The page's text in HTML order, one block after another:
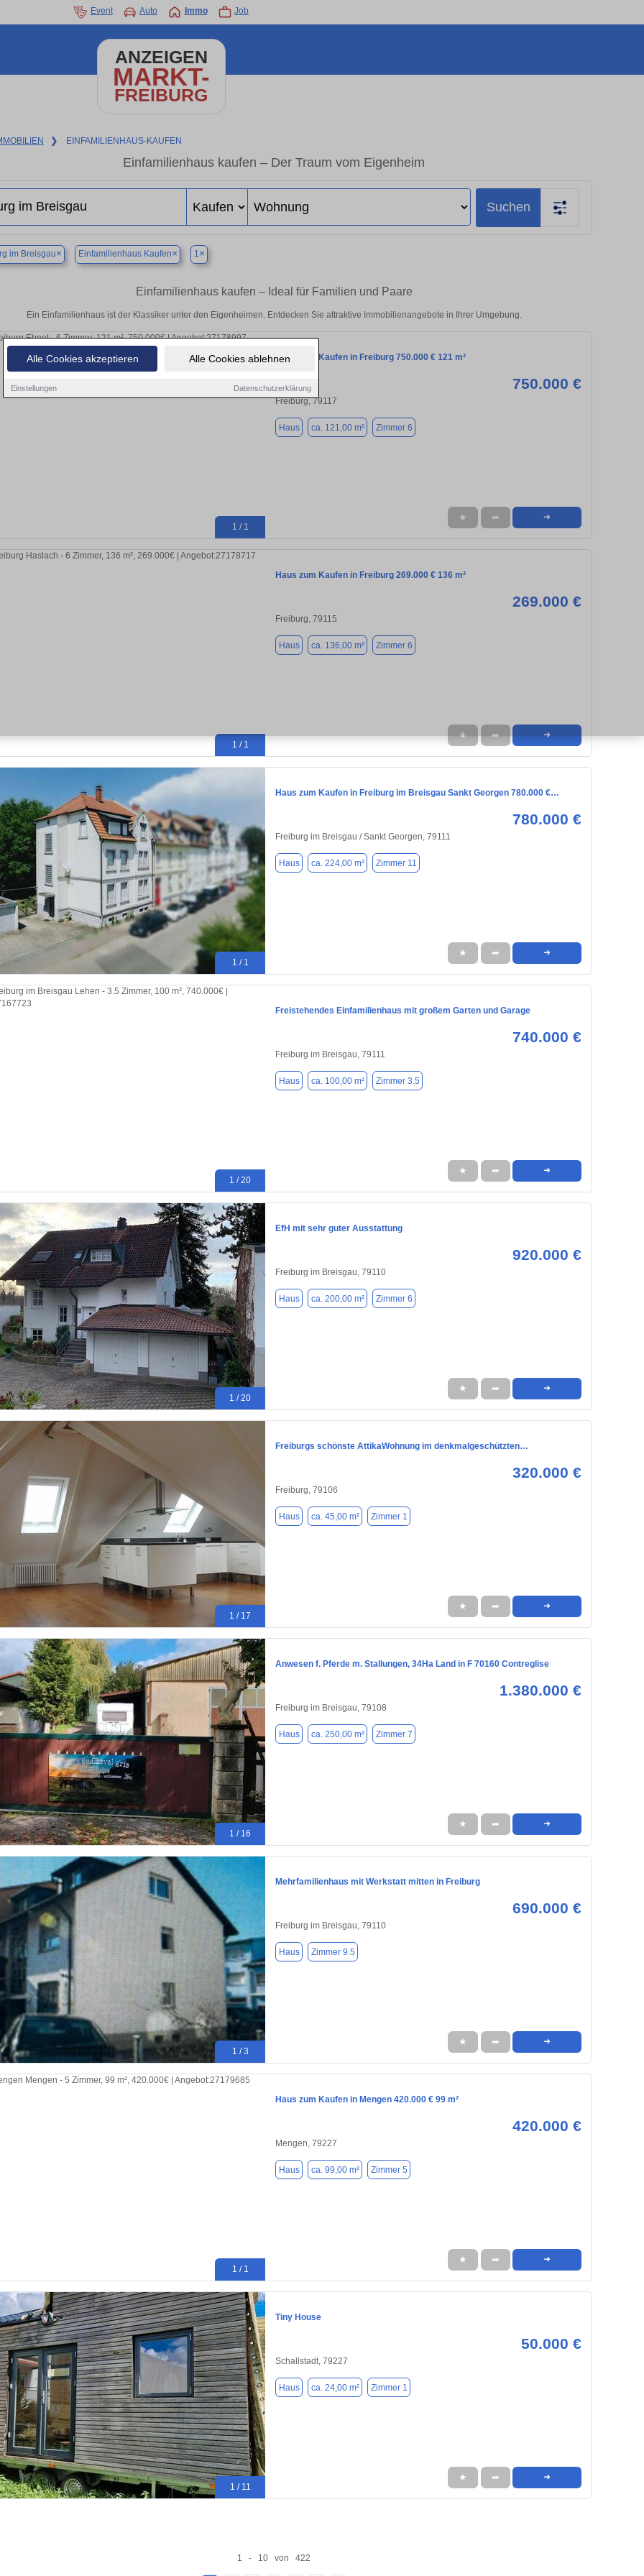
Alle Cookies akzeptieren Alle Cookies ablehnen
Einstellungen Datenschutzerklärung
Event Auto Immo Job
ANZEIGEN
MARKT-
FREIBURG
❯ EINFAMILIENHAUS-KAUFEN
Einfamilienhaus kaufen – Der Traum vom Eigenheim
Suchen
im Breisgau× Einfamilienhaus Kaufen× 1×
Einfamilienhaus kaufen – Ideal für Familien und Paare
Ein Einfamilienhaus ist der Klassiker unter den Eigenheimen. Entdecken Sie attraktive Immobilienangebote in Ihrer Umgebung.
1 / 1
Haus zum Kaufen in Freiburg 750.000 € 121 m²
750.000 €
Freiburg, 79117
Haus ca. 121,00 m² Zimmer 6
★ ➦ ➜
1 / 1
Haus zum Kaufen in Freiburg 269.000 € 136 m²
269.000 €
Freiburg, 79115
Haus ca. 136,00 m² Zimmer 6
★ ➦ ➜
1 / 1
Haus zum Kaufen in Freiburg im Breisgau Sankt Georgen 780.000 €…
780.000 €
Freiburg im Breisgau / Sankt Georgen, 79111
Haus ca. 224,00 m² Zimmer 11
★ ➦ ➜
1 / 20
Freistehendes Einfamilienhaus mit großem Garten und Garage
740.000 €
Freiburg im Breisgau, 79111
Haus ca. 100,00 m² Zimmer 3.5
★ ➦ ➜
1 / 20
EfH mit sehr guter Ausstattung
920.000 €
Freiburg im Breisgau, 79110
Haus ca. 200,00 m² Zimmer 6
★ ➦ ➜
1 / 17
Freiburgs schönste AttikaWohnung im denkmalgeschützten…
320.000 €
Freiburg, 79106
Haus ca. 45,00 m² Zimmer 1
★ ➦ ➜
1 / 16
Anwesen f. Pferde m. Stallungen, 34Ha Land in F 70160 Contreglise
1.380.000 €
Freiburg im Breisgau, 79108
Haus ca. 250,00 m² Zimmer 7
★ ➦ ➜
1 / 3
Mehrfamilienhaus mit Werkstatt mitten in Freiburg
690.000 €
Freiburg im Breisgau, 79110
Haus Zimmer 9.5
★ ➦ ➜
1 / 1
Haus zum Kaufen in Mengen 420.000 € 99 m²
420.000 €
Mengen, 79227
Haus ca. 99,00 m² Zimmer 5
★ ➦ ➜
1 / 11
Tiny House
50.000 €
Schallstadt, 79227
Haus ca. 24,00 m² Zimmer 1
★ ➦ ➜
1 - 10 von 422